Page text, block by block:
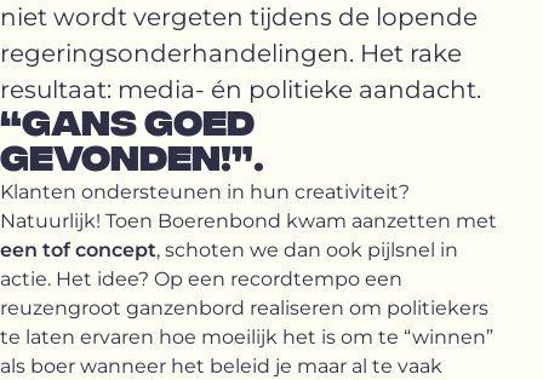
niet wordt vergeten tijdens de lopende
regeringsonderhandelingen. Het rake
resultaat: media- én politieke aandacht.
“GANS GOED
GEVONDEN!”.
Klanten ondersteunen in hun creativiteit?
Natuurlijk! Toen Boerenbond kwam aanzetten met
een tof concept, schoten we dan ook pijlsnel in
actie. Het idee? Op een recordtempo een
reuzengroot ganzenbord realiseren om politiekers
te laten ervaren hoe moeilijk het is om te “winnen”
als boer wanneer het beleid je maar al te vaak